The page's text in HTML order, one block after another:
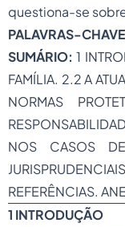
questiona-se
PALAVRAS-
SUMÁRIO:1
FAMÍLIA. 2.2 A
NORMAS
NOS CASOS
REFERÊNCIAS.
1 INTRODUÇÃO